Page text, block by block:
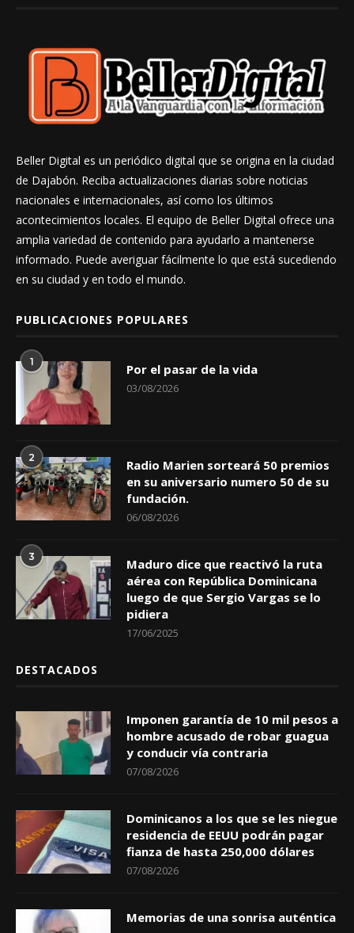
Beller Digital es un periódico digital que se origina en la ciudad
de Dajabón. Reciba actualizaciones diarias sobre noticias
nacionales e internacionales, así como los últimos
acontecimientos locales. El equipo de Beller Digital ofrece una
amplia variedad de contenido para ayudarlo a mantenerse
informado. Puede averiguar fácilmente lo que está sucediendo
en su ciudad y en todo el mundo.
PUBLICACIONES POPULARES
1 Por el pasar de la vida
03/08/2026
2
Radio Marien sorteará 50 premios
en su aniversario numero 50 de su
fundación.
06/08/2026
3
Maduro dice que reactivó la ruta
aérea con República Dominicana
luego de que Sergio Vargas se lo
pidiera
17/06/2025
DESTACADOS
Imponen garantía de 10 mil pesos a
hombre acusado de robar guagua
y conducir vía contraria
07/08/2026
Dominicanos a los que se les niegue
residencia de EEUU podrán pagar
fianza de hasta 250,000 dólares
07/08/2026
Memorias de una sonrisa auténtica